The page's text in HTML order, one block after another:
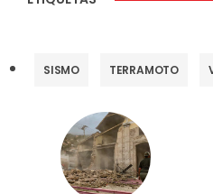
SISMO TERRAMOTO